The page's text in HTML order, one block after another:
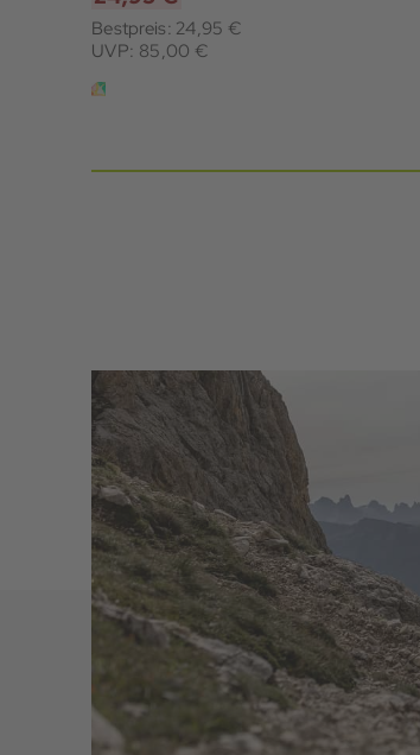
Bestpreis: 24,95 €
UVP: 85,00 €